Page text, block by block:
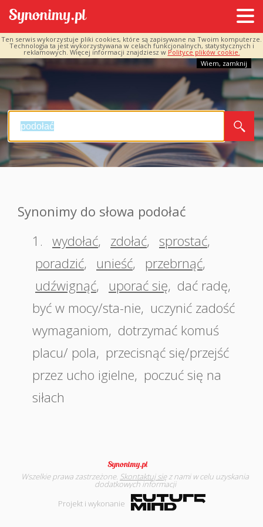
Ten serwis wykorzystuje pliki cookies, które są zapisywane na Twoim komputerze.
Technologia ta jest wykorzystywana w celach funkcjonalnych, statystycznych i
reklamowych. Więcej informacji znajdziesz w Polityce plików cookie.
Wiem, zamknij
Synonimy do słowa podołać
1. wydołać, zdołać, sprostać,
poradzić, unieść, przebrnąć,
udźwignąć, uporać się, dać radę,
być w mocy/sta-nie, uczynić zadość
wymaganiom, dotrzymać komuś
placu/ pola, przecisnąć się/przejść
przez ucho igielne, poczuć się na
siłach
Wszelkie prawa zastrzeżone. Skontaktuj sięz nami w celu uzyskania
dodatkowych informacji
Projekt i wykonanie